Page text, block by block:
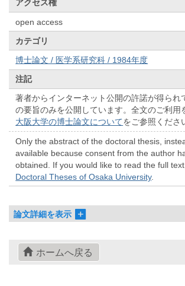
アクセス権
open access
カテゴリ
博士論文 / 医学系研究科 / 1984年度
注記
著者からインターネット公開の許諾が得られ
の要旨のみを公開しています。全文のご利用
大阪大学の博士論文についてをご参照くださ
Only the abstract of the doctoral thesis,
available because consent from the author
obtained. If you would like to read the full
Doctoral Theses of Osaka University.
論文詳細を表示
ホームへ戻る